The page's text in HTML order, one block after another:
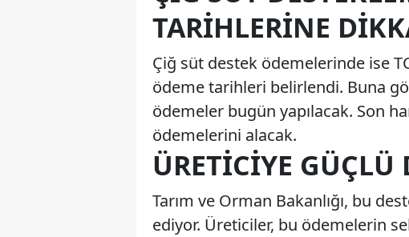
TARIHLERINE
Çiğ süt destek ödemelerinde ise
ödeme tarihleri belirlendi. Buna
ödemeler bugün yapılacak. Son
ödemelerini alacak.
ÜRETICIYE GÜÇLÜ
Tarım ve Orman Bakanlığı, bu
ediyor. Üreticiler, bu ödemelerin